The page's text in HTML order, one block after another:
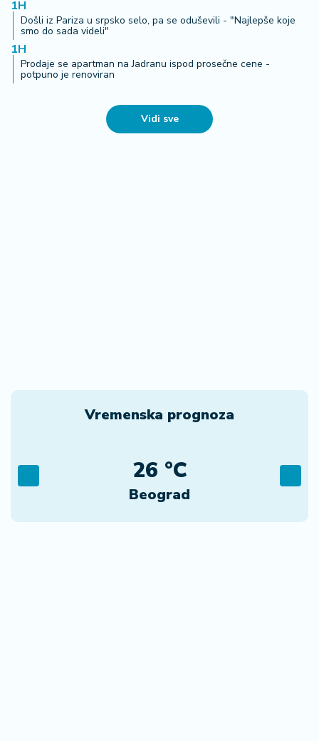
1H
Došli iz Pariza u srpsko selo, pa se oduševili - "Najlepše koje
smo do sada videli"
1H
Prodaje se apartman na Jadranu ispod prosečne cene -
potpuno je renoviran
Vidi sve
Vremenska prognoza
Beograd
26 °C